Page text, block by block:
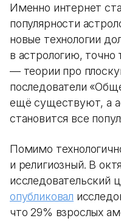
Именно интернет
популярности
новые технологии
в астрологию,
— теории про
последователи
ещё существуют, а
становится все
Помимо
и религиозный. В
исследовательский
опубликовал
что 29% взрослых